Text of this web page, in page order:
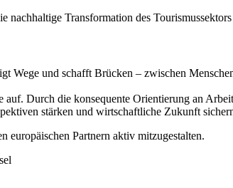
Transformation des
Wege und schafft Brücken – zwischen
Durch die konsequente Orientierung an
stärken und wirtschaftliche Zukunft
europäischen Partnern aktiv mitzugestalten.